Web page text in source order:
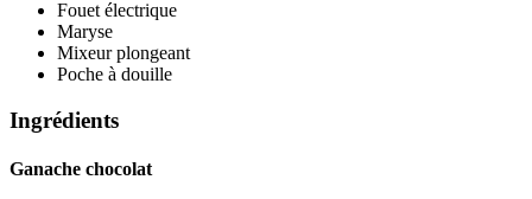
Fouet électrique
Maryse
Mixeur plongeant
Poche à douille
Ingrédients
Ganache chocolat